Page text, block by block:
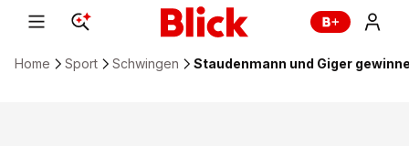
Home Sport Schwingen Staudenmann und Giger